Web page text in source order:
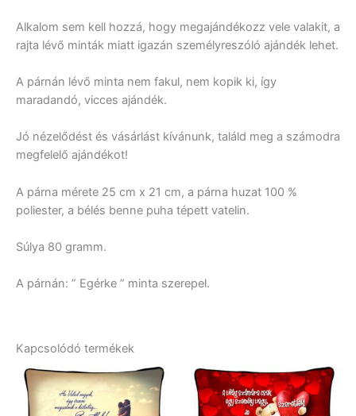
Alkalom sem kell hozzá, hogy megajándékozz vele valakit, a
rajta lévő minták miatt igazán személyreszóló ajándék lehet.
A párnán lévő minta nem fakul, nem kopik ki, így
maradandó, vicces ajándék.
Jó nézelődést és vásárlást kívánunk, találd meg a számodra
megfelelő ajándékot!
A párna mérete 25 cm x 21 cm, a párna huzat 100 %
poliester, a bélés benne puha tépett vatelin.
Súlya 80 gramm.
A párnán: ” Egérke ” minta szerepel.
Kapcsolódó termékek